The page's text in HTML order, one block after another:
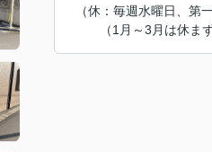
（休：毎週水曜日、第
（1月～3月は休ま